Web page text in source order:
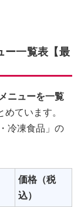
ー一覧表【最
ニューを一覧
ています。
冷凍食品」の
価格（税
込）